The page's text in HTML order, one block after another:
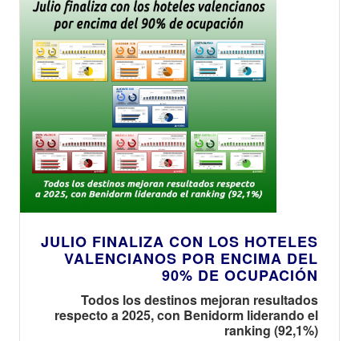
JULIO FINALIZA CON LOS HOTELES
VALENCIANOS POR ENCIMA DEL
90% DE OCUPACIÓN
Todos los destinos mejoran resultados
respecto a 2025, con Benidorm liderando el
ranking (92,1%)